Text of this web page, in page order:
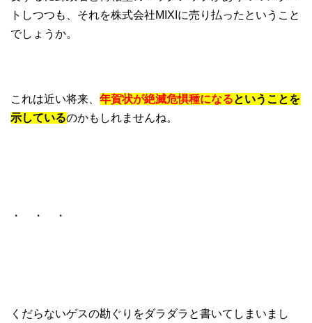
トしつつも、それを株式会社MIXIに売り払ったということ
でしょうか。
これは近い将来、 年賀状が絶滅危惧種になるということを
示しているのかもしれませんね。
・ ・ ・
くだらないゲスの勘ぐりをダラダラと書いてしまいまし